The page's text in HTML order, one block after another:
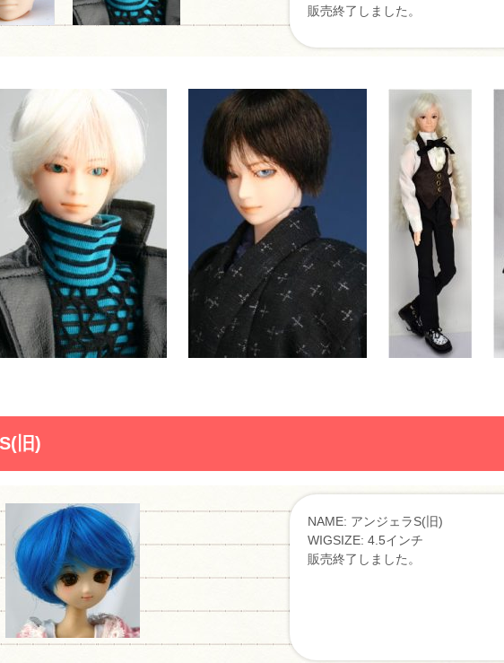
販売終了しました。
旧)
NAME: アンジェラS(旧)
WIGSIZE: 4.5インチ
販売終了しました。